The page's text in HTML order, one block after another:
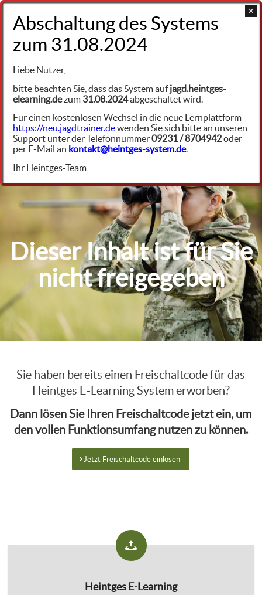
+49 9231 961342
Fuchs
Fraß, Fraßspuren, Losung
Dieser Inhalt ist für Sie
nicht freigegeben
Sie haben bereits einen Freischaltcode für das
Heintges E-Learning System erworben?
Dann lösen Sie Ihren Freischaltcode jetzt ein, um
den vollen Funktionsumfang nutzen zu können.
Jetzt Freischaltcode einlösen
Heintges E-Learning
Liebe Nutzer,
bitte beachten Sie, dass das System aufjagd.heintges-
elearning.dezum 31.08.2024abgeschaltet wird.
Für einen kostenlosen Wechsel in die neue Lernplattform
https://neu.jagdtrainer.dewenden Sie sich bitte an unseren
Support unter der Telefonnummer09231 / 8704942oder
per E-Mail an kontakt@heintges-system.de.
Ihr Heintges-Team